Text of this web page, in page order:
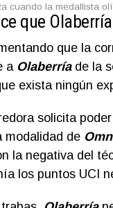
cuando la medallista
que Olaberría
que la
a Olaberríade la
exista ningún
solicita
modalidad de
la negativa del
los puntos UCI